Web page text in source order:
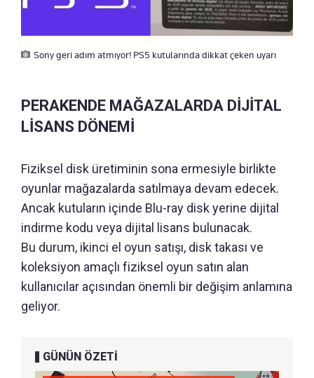
Sony geri adım atmıyor! PS5 kutularında dikkat çeken uyarı
PERAKENDE MAĞAZALARDA DİJİTAL
LİSANS DÖNEMİ
Fiziksel disk üretiminin sona ermesiyle birlikte
oyunlar mağazalarda satılmaya devam edecek.
Ancak kutuların içinde Blu-ray disk yerine dijital
indirme kodu veya dijital lisans bulunacak.
Bu durum, ikinci el oyun satışı, disk takası ve
koleksiyon amaçlı fiziksel oyun satın alan
kullanıcılar açısından önemli bir değişim anlamına
geliyor.
GÜNÜN ÖZETİ